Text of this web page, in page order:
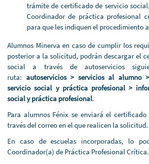
trámite de certificado de servicio
Coordinador de práctica profesional
para que les indiquen el procedimiento
Alumnos Minerva en caso de cumplir los
posterior a la solicitud, podrán descargar el
social a través de autoservicios
ruta: autoservicios > servicios al alumno
servicio social y práctica profesional >
social y práctica profesional.
Para alumnos Fénix se enviará el
través del correo en el que realicen la solicitud.
En caso de escuelas incorporadas, lo
Coordinador(a) de Práctica Profesional Crítica.